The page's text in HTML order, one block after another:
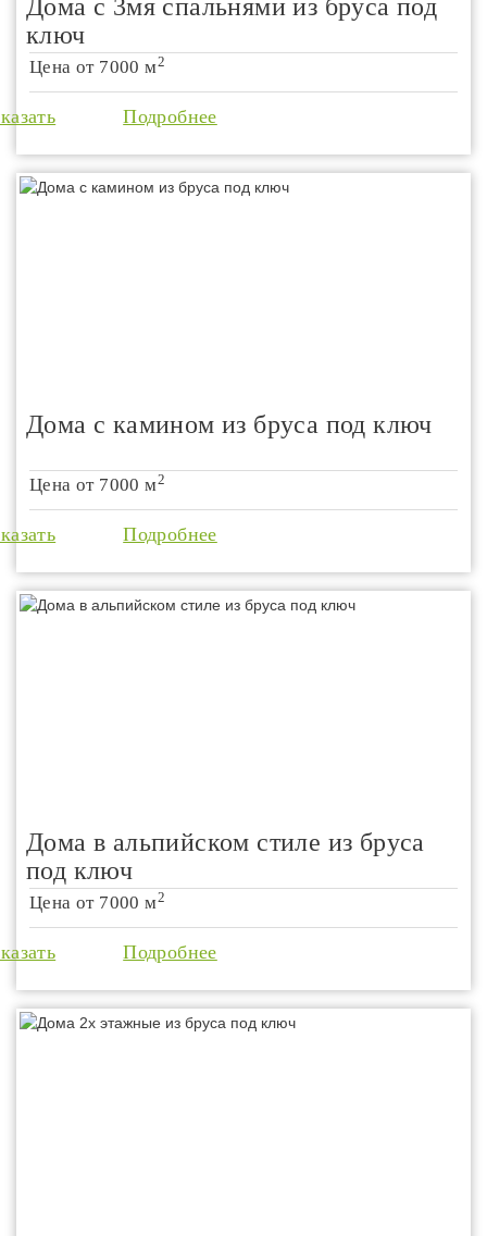
Дома с 3мя спальнями из бруса под
ключ
Цена от 7000 м2
Подробнее
Дома с камином из бруса под ключ
Цена от 7000 м2
Подробнее
Дома в альпийском стиле из бруса
под ключ
Цена от 7000 м2
Подробнее